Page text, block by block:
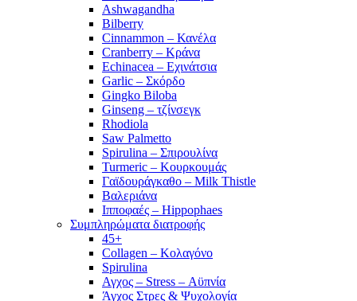
Ashwagandha
Bilberry
Cinnammon – Κανέλα
Cranberry – Κράνα
Echinacea – Εχινάτσια
Garlic – Σκόρδο
Gingko Biloba
Ginseng – τζίνσεγκ
Rhodiola
Saw Palmetto
Spirulina – Σπιρουλίνα
Turmeric – Κουρκουμάς
Γαϊδουράγκαθο – Milk Thistle
Βαλεριάνα
Ιπποφαές – Hippophaes
Συμπληρώματα διατροφής
45+
Collagen – Κολαγόνο
Spirulina
Αγχος – Stress – Αϋπνία
Άγχος Στρες & Ψυχολογία